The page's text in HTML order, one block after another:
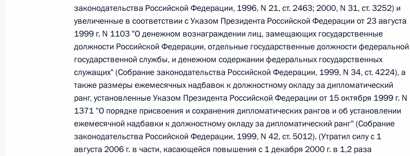
Федеральный закон от 26.07.2026 г. № 246-ФЗ
О внесении изменений в Трудовой кодекс Российской Федерации
26 июля 2026 года
Федеральный закон от 26.07.2026 г. № 268-ФЗ
О внесении изменений в Федеральный закон «О пробации в Российской Федерации»
26 июля 2026 года
законодательства Российской Федерации, 1996, N 21, ст. 2463; 2000, N 31, ст. 3252) и
увеличенные в соответствии с Указом Президента Российской Федерации от 23 августа
1999 г. N 1103 "О денежном вознаграждении лиц, замещающих государственные
должности Российской Федерации, отдельные государственные должности федеральной
государственной службы, и денежном содержании федеральных государственных
служащих" (Собрание законодательства Российской Федерации, 1999, N 34, ст. 4224), а
также размеры ежемесячных надбавок к должностному окладу за дипломатический
ранг, установленные Указом Президента Российской Федерации от 15 октября 1999 г. N
1371 "О порядке присвоения и сохранения дипломатических рангов и об установлении
ежемесячной надбавки к должностному окладу за дипломатический ранг" (Собрание
законодательства Российской Федерации, 1999, N 42, ст. 5012). (Утратил силу с 1
августа 2006 г. в части, касающейся повышения с 1 декабря 2000 г. в 1,2 раза